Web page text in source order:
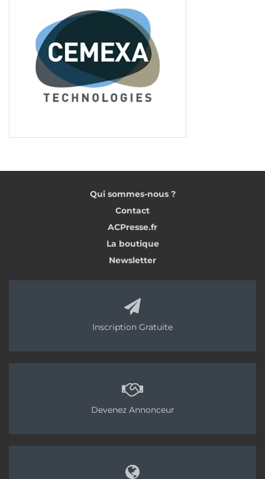
Qui sommes-nous ?
Contact
ACPresse.fr
La boutique
Newsletter
Inscription Gratuite
Devenez Annonceur